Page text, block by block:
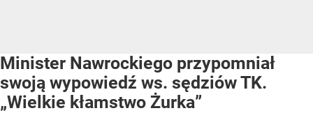
Minister Nawrockiego przypomniał
swoją wypowiedź ws. sędziów TK.
„Wielkie kłamstwo Żurka”